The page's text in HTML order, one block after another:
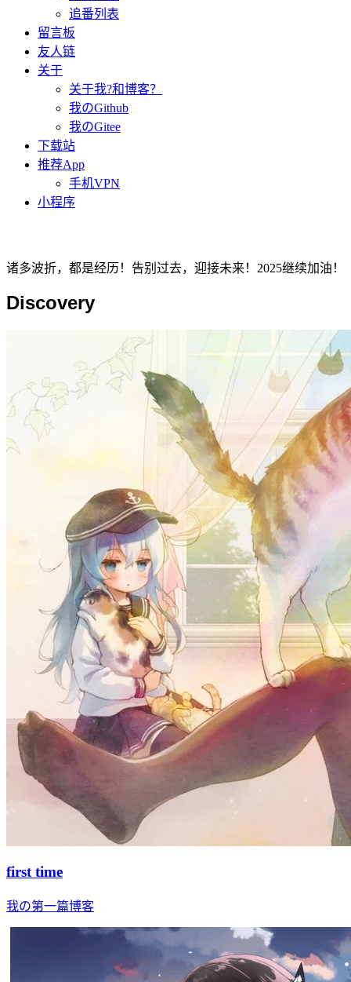
追番列表
留言板
友人链
关于
关于我?和博客？
我のGithub
我のGitee
下载站
推荐App
手机VPN
小程序
诸多波折，都是经历！告别过去，迎接未来！2025继续加油！
Discovery
first time
我の第一篇博客